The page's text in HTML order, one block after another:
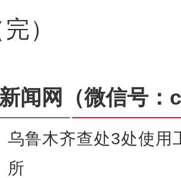
）
闻网 （微信号
乌鲁木齐查处3处使用
所新疆阿拉山口首次以宽轨